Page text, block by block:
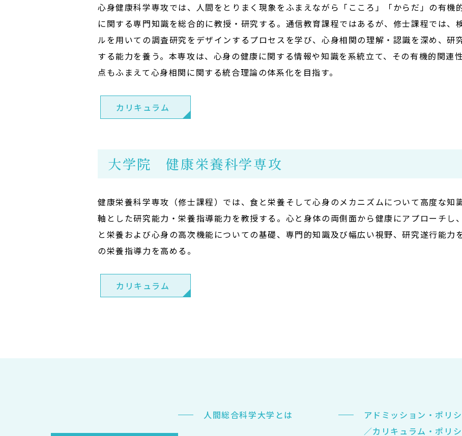
心身健康科学専攻では、人間をとりまく現象をふまえながら「こころ」「からだ」の有機
に関する専門知識を総合的に教授・研究する。通信教育課程ではあるが、修士課程では、
ルを用いての調査研究をデザインするプロセスを学び、心身相関の理解・認識を深め、研
する能力を養う。本専攻は、心身の健康に関する情報や知識を系統立て、その有機的関連
点もふまえて心身相関に関する統合理論の体系化を目指す。
カリキュラム
大学院 健康栄養科学専攻
健康栄養科学専攻（修士課程）では、食と栄養そして心身のメカニズムについて高度な知
軸とした研究能力・栄養指導能力を教授する。心と身体の両側面から健康にアプローチし
と栄養および心身の高次機能についての基礎、専門的知識及び幅広い視野、研究遂行能力
の栄養指導力を高める。
カリキュラム
人間総合科学大学とは
アドミッション・ポリ
／カリキュラム・ポリ